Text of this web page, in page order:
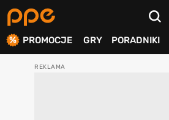
PROMOCJE GRY PORADNIKI